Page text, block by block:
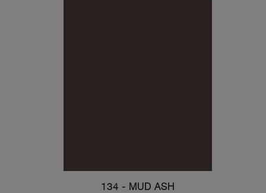
134 - MUD ASH